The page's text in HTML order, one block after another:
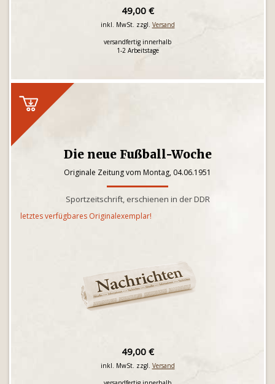
49,00 €
inkl. MwSt. zzgl. Versand
versandfertig innerhalb
1-2 Arbeitstage
Die neue Fußball-Woche
Originale Zeitung vom Montag, 04.06.1951
Sportzeitschrift, erschienen in der DDR
letztes verfügbares Originalexemplar!
49,00 €
inkl. MwSt. zzgl. Versand